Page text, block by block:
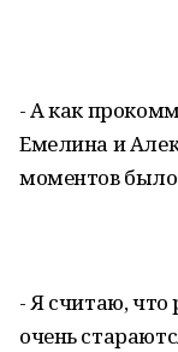
- А как
Емелина и
моментов
- Я считаю, что
очень